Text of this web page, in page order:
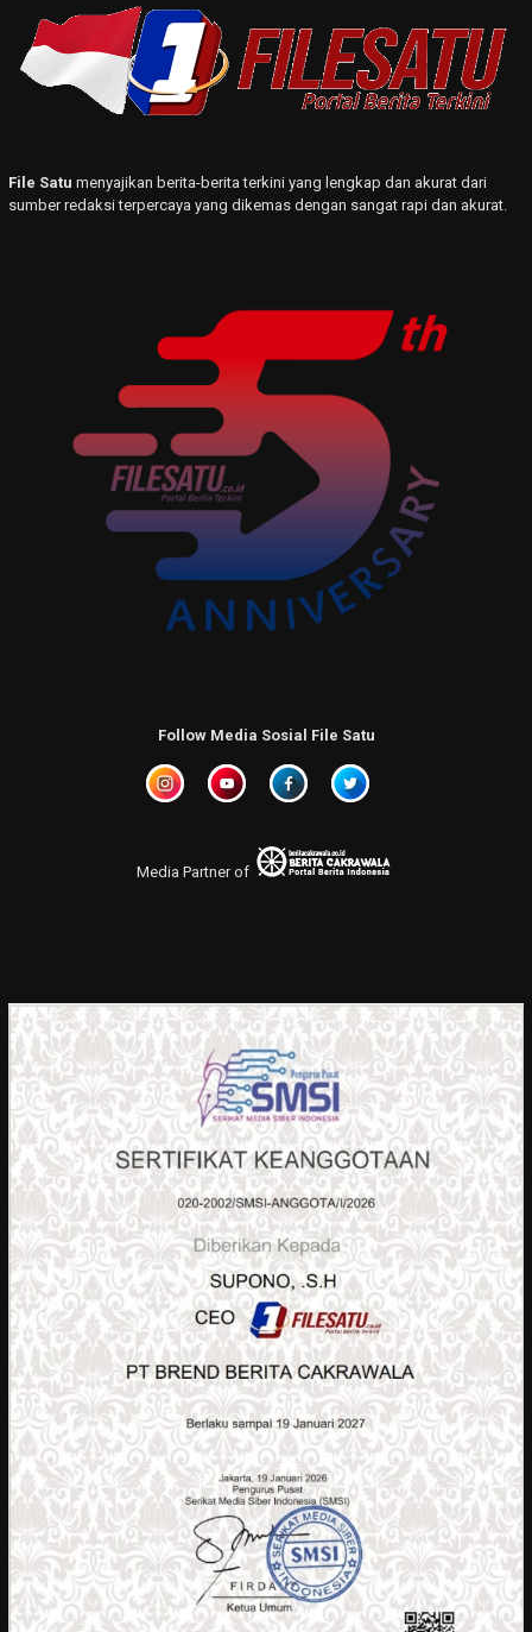
File Satu menyajikan berita-berita terkini yang lengkap dan akurat dari
sumber redaksi terpercaya yang dikemas dengan sangat rapi dan akurat.
Follow Media Sosial File Satu
Media Partner of